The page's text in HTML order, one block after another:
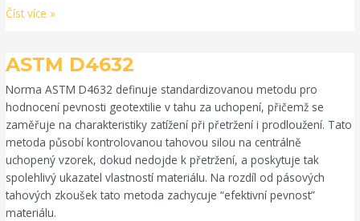
Číst více »
ASTM D4632
Norma ASTM D4632 definuje standardizovanou metodu pro
hodnocení pevnosti geotextilie v tahu za uchopení, přičemž se
zaměřuje na charakteristiky zatížení při přetržení i prodloužení. Tato
metoda působí kontrolovanou tahovou silou na centrálně
uchopený vzorek, dokud nedojde k přetržení, a poskytuje tak
spolehlivý ukazatel vlastností materiálu. Na rozdíl od pásových
tahových zkoušek tato metoda zachycuje “efektivní pevnost”
materiálu.
ASTM